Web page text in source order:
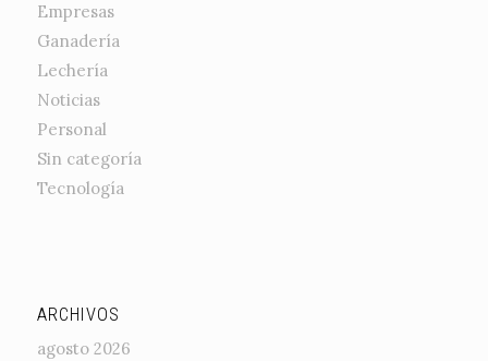
Empresas
Ganadería
Lechería
Noticias
Personal
Sin categoría
Tecnología
ARCHIVOS
agosto 2026